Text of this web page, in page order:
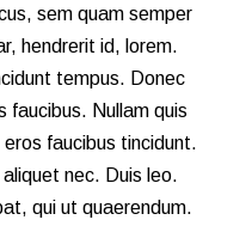
sem quam semper
hendrerit id, lorem.
tempus. Donec
faucibus. Nullam quis
faucibus tincidunt.
nec. Duis leo.
qui ut quaerendum.